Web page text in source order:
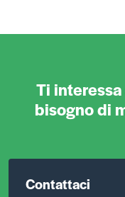
Ti
bisogno di
Contattaci